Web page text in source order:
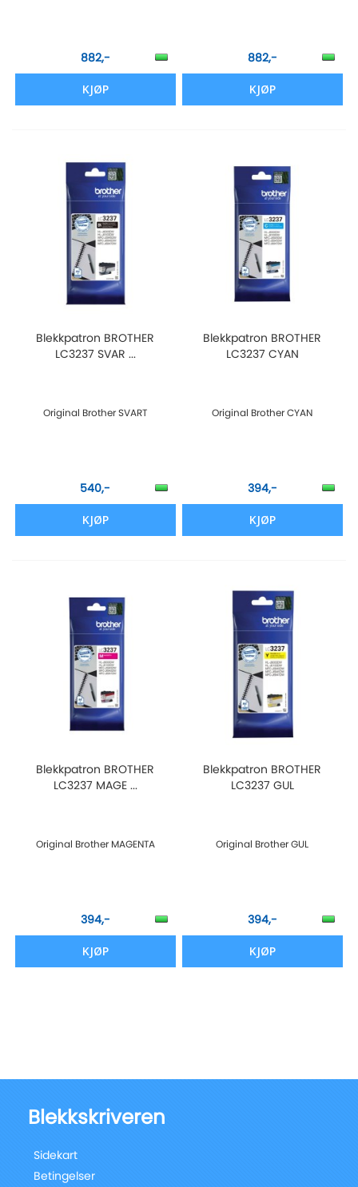
882,-
KJØP
882,-
KJØP
Blekkpatron BROTHER
LC3237 SVAR ...
Original Brother SVART
540,-
KJØP
Blekkpatron BROTHER
LC3237 CYAN
Original Brother CYAN
394,-
KJØP
Blekkpatron BROTHER
LC3237 MAGE ...
Original Brother MAGENTA
394,-
KJØP
Blekkpatron BROTHER
LC3237 GUL
Original Brother GUL
394,-
KJØP
Blekkskriveren
Sidekart
Betingelser